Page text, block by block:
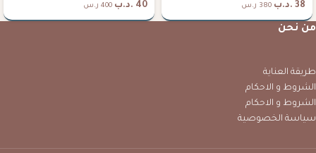
38 .د.ب 380 ر.س 40 .د.ب 400 ر.س
من نحن
طريقة العناية
الشروط و الاحكام
الشروط و الاحكام
سياسة الخصوصية